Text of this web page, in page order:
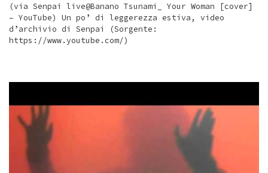
(via Senpai live@Banano Tsunami_ Your Woman [cover]
– YouTube) Un po’ di leggerezza estiva, video
d’archivio di Senpai (Sorgente:
https://www.youtube.com/)